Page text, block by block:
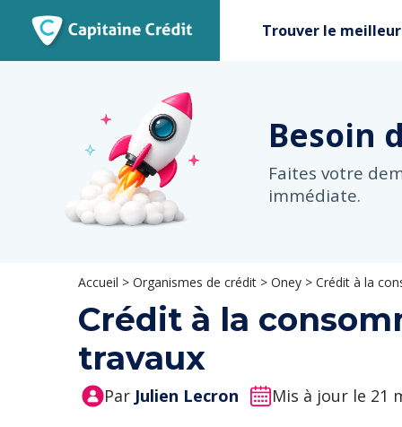
Trouver le
Besoin
Faites votre
immédiate.
Accueil > Organismes de crédit > Oney > Crédit à la
Crédit à la
travaux
Par Julien Lecron Mis à jour le 21